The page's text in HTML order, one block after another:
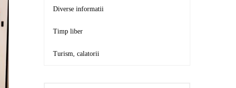
Diverse informatii
Timp liber
Turism, calatorii